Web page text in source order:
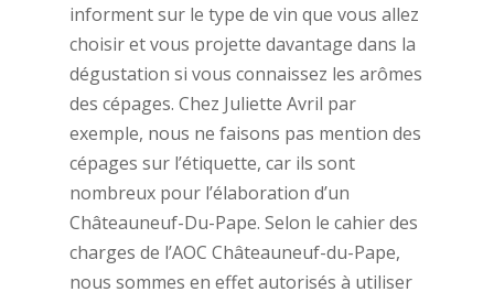
informent sur le type de vin que vous allez
choisir et vous projette davantage dans la
dégustation si vous connaissez les arômes
des cépages. Chez Juliette Avril par
exemple, nous ne faisons pas mention des
cépages sur l’étiquette, car ils sont
nombreux pour l’élaboration d’un
Châteauneuf-Du-Pape. Selon le cahier des
charges de l’AOC Châteauneuf-du-Pape,
nous sommes en effet autorisés à utiliser